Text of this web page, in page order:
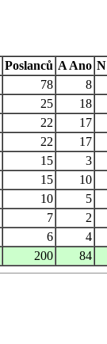
Poslanců A Ano N
78
8
25
18
22
17
22
17
15
3
15
10
10
5
7
2
6
4
200 84